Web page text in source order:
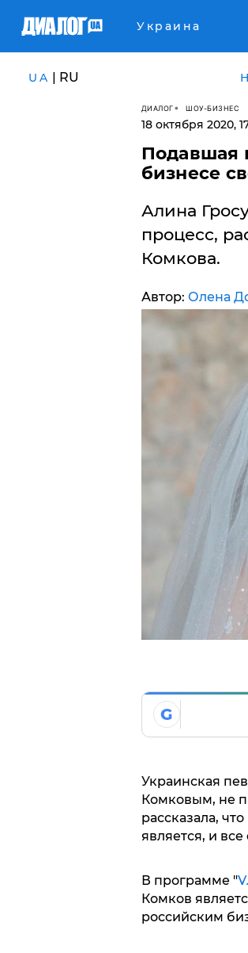
Украина
UA | RU
ДИАЛОГ ШОУ-БИЗНЕС
18 октября 2020,
Подавшая
бизнесе
Алина
процесс,
Комкова.
Автор: Олена
G
Украинская
Комковым, не
рассказала,
является, и
В программе "
Комков
российским